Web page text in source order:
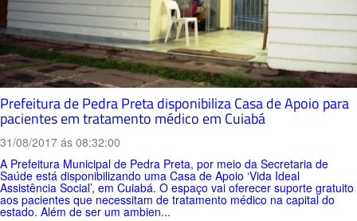
Prefeitura de Pedra Preta disponibiliza Casa de Apoio para
pacientes em tratamento médico em Cuiabá
31/08/2017 ás 08:32:00
A Prefeitura Municipal de Pedra Preta, por meio da Secretaria de
Saúde está disponibilizando uma Casa de Apoio ‘Vida Ideal
Assistência Social’, em Cuiabá. O espaço vai oferecer suporte gratuito
aos pacientes que necessitam de tratamento médico na capital do
estado. Além de ser um ambien...